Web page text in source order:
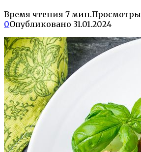
Время чтения 7 мин.Просмотры
0Опубликовано 31.01.2024